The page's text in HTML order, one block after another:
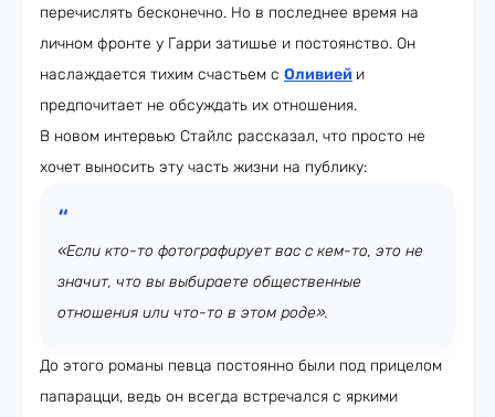
перечислять бесконечно. Но в последнее время на
личном фронте у Гарри затишье и постоянство. Он
наслаждается тихим счастьем с Оливией и
предпочитает не обсуждать их отношения.
В новом интервью Стайлс рассказал, что просто не
хочет выносить эту часть жизни на публику:
«Если кто-то фотографирует вас с кем-то, это не
значит, что вы выбираете общественные
отношения или что-то в этом роде».
До этого романы певца постоянно были под прицелом
папарацци, ведь он всегда встречался с яркими